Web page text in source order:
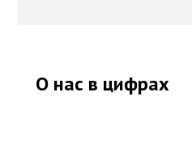
О нас в цифрах